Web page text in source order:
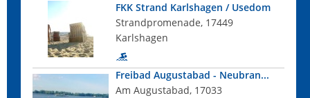
FKK Strand Karlshagen / Usedom
Strandpromenade, 17449
Karlshagen
Freibad Augustabad - Neubran...
Am Augustabad, 17033